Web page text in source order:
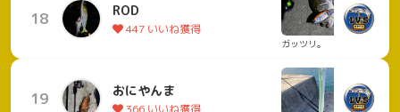
18 ROD
447 いいね獲得
ガッツリ。
19 おにやんま
366 いいね獲得